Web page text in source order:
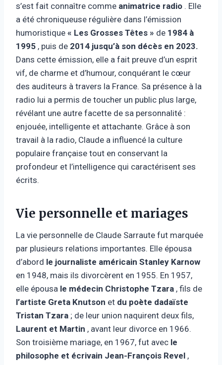
s’est fait connaître comme animatrice radio . Elle
a été chroniqueuse régulière dans l’émission
humoristique « Les Grosses Têtes » de 1984 à
1995 , puis de 2014 jusqu’à son décès en 2023.
Dans cette émission, elle a fait preuve d’un esprit
vif, de charme et d’humour, conquérant le cœur
des auditeurs à travers la France. Sa présence à la
radio lui a permis de toucher un public plus large,
révélant une autre facette de sa personnalité :
enjouée, intelligente et attachante. Grâce à son
travail à la radio, Claude a influencé la culture
populaire française tout en conservant la
profondeur et l’intelligence qui caractérisent ses
écrits.
Vie personnelle et mariages
La vie personnelle de Claude Sarraute fut marquée
par plusieurs relations importantes. Elle épousa
d’abord le journaliste américain Stanley Karnow
en 1948, mais ils divorcèrent en 1955. En 1957,
elle épousa le médecin Christophe Tzara , fils de
l’artiste Greta Knutson et du poète dadaïste
Tristan Tzara ; de leur union naquirent deux fils,
Laurent et Martin , avant leur divorce en 1966.
Son troisième mariage, en 1967, fut avec le
philosophe et écrivain Jean-François Revel ,